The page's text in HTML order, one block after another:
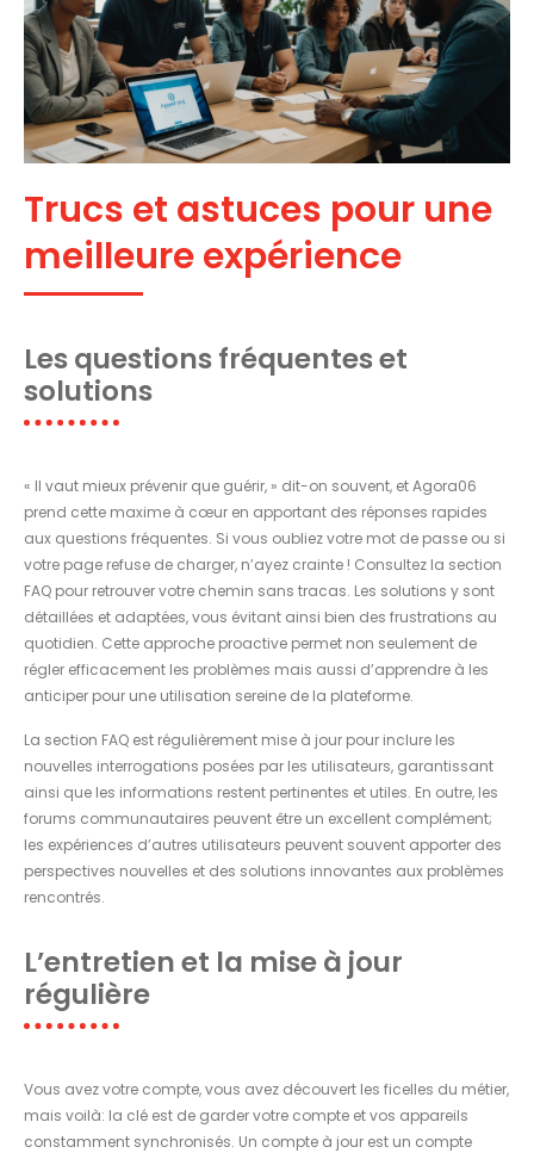
Trucs et astuces pour une
meilleure expérience
Les questions fréquentes et
solutions
« Il vaut mieux prévenir que guérir, » dit-on souvent, et Agora06
prend cette maxime à cœur en apportant des réponses rapides
aux questions fréquentes. Si vous oubliez votre mot de passe ou si
votre page refuse de charger, n’ayez crainte ! Consultez la section
FAQ pour retrouver votre chemin sans tracas. Les solutions y sont
détaillées et adaptées, vous évitant ainsi bien des frustrations au
quotidien. Cette approche proactive permet non seulement de
régler efficacement les problèmes mais aussi d’apprendre à les
anticiper pour une utilisation sereine de la plateforme.
La section FAQ est régulièrement mise à jour pour inclure les
nouvelles interrogations posées par les utilisateurs, garantissant
ainsi que les informations restent pertinentes et utiles. En outre, les
forums communautaires peuvent être un excellent complément;
les expériences d’autres utilisateurs peuvent souvent apporter des
perspectives nouvelles et des solutions innovantes aux problèmes
rencontrés.
L’entretien et la mise à jour
régulière
Vous avez votre compte, vous avez découvert les ficelles du métier,
mais voilà: la clé est de garder votre compte et vos appareils
constamment synchronisés. Un compte à jour est un compte